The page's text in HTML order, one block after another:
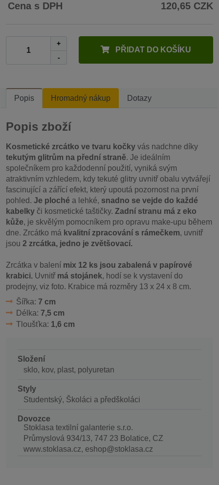
Cena s DPH 120,65 CZK
+
-
PŘIDAT DO KOŠÍKU
Popis Hromadný nákup Dotazy
Popis zboží
Kosmetické zrcátko ve tvaru kočky vás nadchne díky
tekutým glitrům na přední straně. Je ideálním
společníkem pro každodenní použití, vyniká svým
atraktivním vzhledem, kdy tekuté glitry uvnitř obalu vytvářejí
fascinující a zářící efekt, který upoutá pozornost na první
pohled. Je ploché a lehké, snadno se vejde do každé
kabelky či kosmetické taštičky. Zadní stranu má z eko
kůže, je skvělým pomocníkem pro opravu make-upu během
dne. Zrcátko má kvalitní zpracování s rámečkem, uvnitř
jsou 2 zrcátka, jedno je zvětšovací.
Zrcátka v balení mix 12 ks jsou zabalená v papírové
krabici. Uvnitř má stojánek, hodí se k vystavení do
prodejny, viz foto. Krabice má rozměry 13 x 24 x 8 cm.
Šířka: 7 cm
Délka: 7,5 cm
Tloušťka: 1,6 cm
Složení
sklo, kov, plast, polyuretan
Styly
Studentský, Školáci a předškoláci
Dovozce
Stoklasa textilní galanterie s.r.o.
Průmyslová 934/13, 747 23 Bolatice, CZ
www.stoklasa.cz, eshop@stoklasa.cz